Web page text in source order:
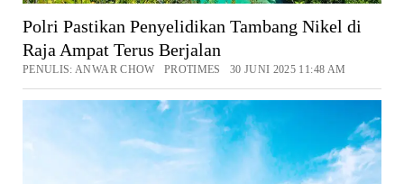
Polri Pastikan Penyelidikan Tambang Nikel di
Raja Ampat Terus Berjalan
PENULIS: ANWAR CHOW PROTIMES 30 JUNI 2025 11:48 AM